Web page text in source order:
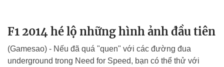
F1 2014 hé lộ những hình ảnh đầu tiên
(Gamesao) - Nếu đã quá "quen" với các đường đua
underground trong Need for Speed, bạn có thể thử với